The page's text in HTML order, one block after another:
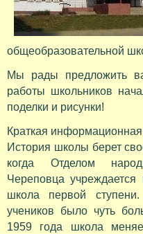
общеобразовательной
Мы рады предложить
работы школьников
поделки и рисунки!
Краткая информационная
История школы берет
когда Отделом
Череповца учреждается
школа первой
учеников было чуть
1959 года школа